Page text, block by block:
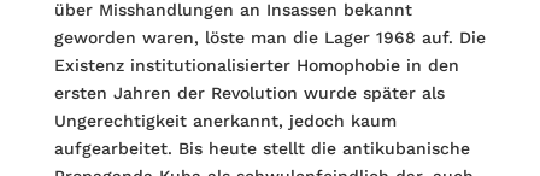
über Misshandlungen an Insassen bekannt
geworden waren, löste man die Lager 1968 auf. Die
Existenz institutionalisierter Homophobie in den
ersten Jahren der Revolution wurde später als
Ungerechtigkeit anerkannt, jedoch kaum
aufgearbeitet. Bis heute stellt die antikubanische